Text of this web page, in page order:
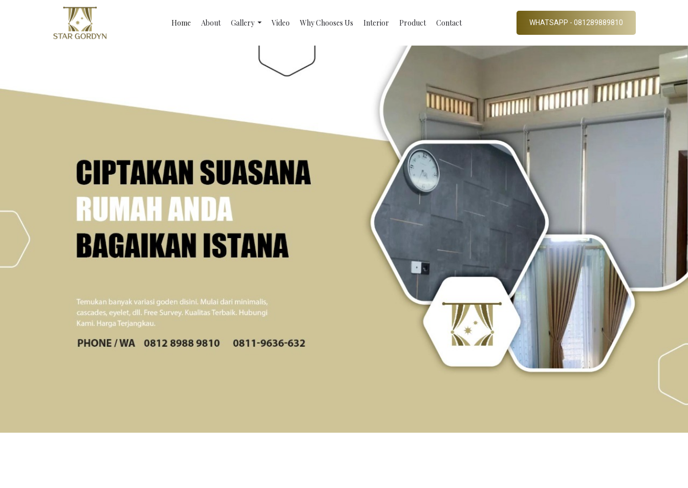
Home About Gallery Video Why Chooses Us Interior Product Contact WHATSAPP - 081289889810